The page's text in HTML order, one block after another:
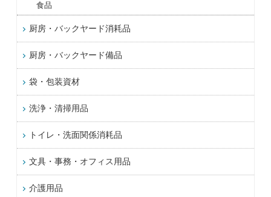
食品
厨房・バックヤード消耗品
厨房・バックヤード備品
袋・包装資材
洗浄・清掃用品
トイレ・洗面関係消耗品
文具・事務・オフィス用品
介護用品